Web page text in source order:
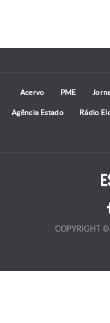
Acervo PME
Agência Estado Rádio
COPYRIGHT